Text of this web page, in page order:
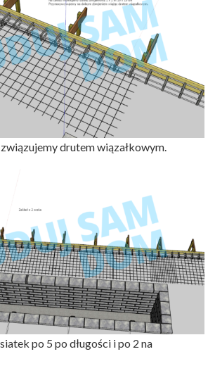
drutem wiązałkowym.
po 5 po długości i po 2 na